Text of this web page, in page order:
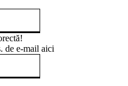
de e-mail aici